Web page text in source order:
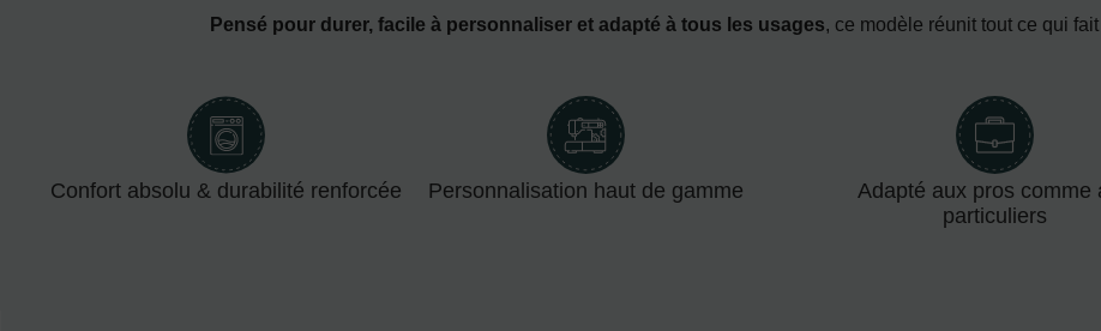
Pensé pour durer, facile à personnaliser et adapté à tous les usages, ce modèle réunit tout ce qui
Confort absolu & durabilité renforcée Personnalisation haut de gamme
Adapté aux pros comme
particuliers